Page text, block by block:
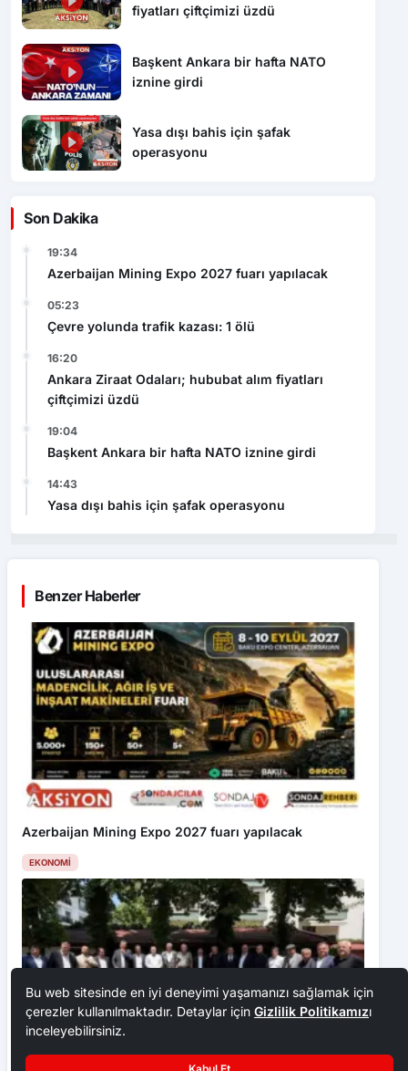
fiyatları çiftçimizi üzdü
Başkent Ankara bir hafta NATO
iznine girdi
Yasa dışı bahis için şafak
operasyonu
Son Dakika
19:34
Azerbaijan Mining Expo 2027 fuarı yapılacak
05:23
Çevre yolunda trafik kazası: 1 ölü
16:20
Ankara Ziraat Odaları; hububat alım fiyatları
çiftçimizi üzdü
19:04
Başkent Ankara bir hafta NATO iznine girdi
14:43
Yasa dışı bahis için şafak operasyonu
Benzer Haberler
Azerbaijan Mining Expo 2027 fuarı yapılacak
EKONOMI
Bu web sitesinde en iyi deneyimi yaşamanızı sağlamak için
çerezler kullanılmaktadır. Detaylar için Gizlilik Politikamızı
inceleyebilirsiniz.